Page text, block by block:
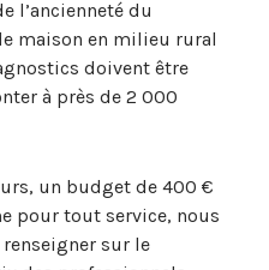
l’ancienneté du
maison en milieu rural
doivent être
à près de 2 000
un budget de 400 €
pour tout service, nous
sur le